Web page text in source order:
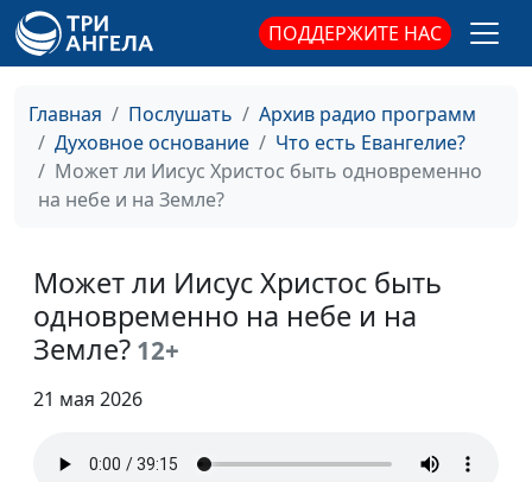
ПОДДЕРЖИТЕ НАС
Главная Послушать
Архив радио программ
Духовное основание
Что есть Евангелие?
Может ли Иисус Христос быть одновременно
на небе и на Земле?
Может ли Иисус Христос быть
одновременно на небе и на
Земле? 12+
21 мая 2026
В чем конфликт веры и
религии?
Юлия Уткина, Николай
Кунцевич,
Елена Варнавская
#138
Легко или тяжело
нести свой крест?
Юлия Уткина, Николай
#137
Что делает верующих
бесстрашными
Юлия Уткина, Николай
Кунцевич,
Чего боятся
священнослужитель